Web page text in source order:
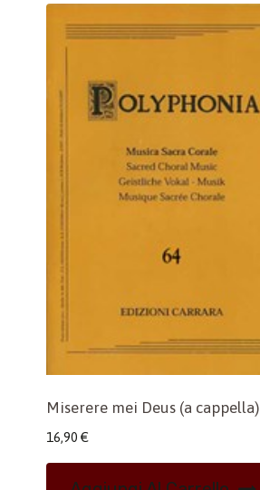
Miserere mei Deus (a cappella)
16,90 €